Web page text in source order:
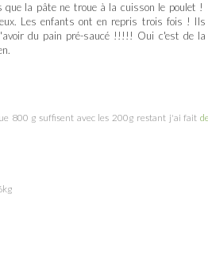
la pâte ne troue à la cuisson le poulet !
Les enfants ont en repris trois fois ! Ils
du pain pré-saucé !!!!! Oui c'est de la
800 g suffisent avec les 200g restant j'ai fait